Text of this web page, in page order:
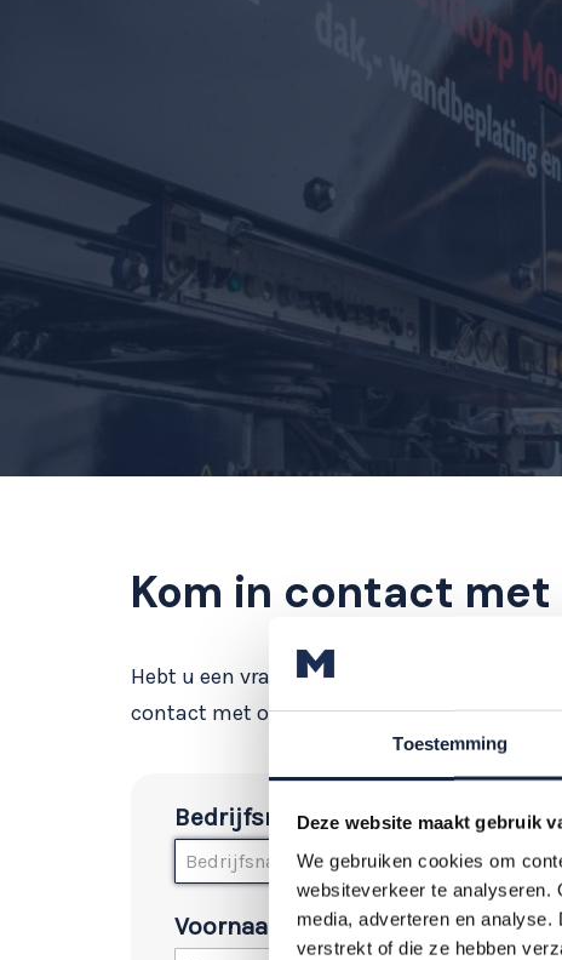
Toestemming
Deze website maakt gebruik
We gebruiken cookies om
websiteverkeer te analyseren.
media, adverteren en
verstrekt of die ze hebben
Kom in contact
Hebt u een vraag? Of bent u benieuwd of
contact met ons op.
Bedrijfsnaam
Voornaam